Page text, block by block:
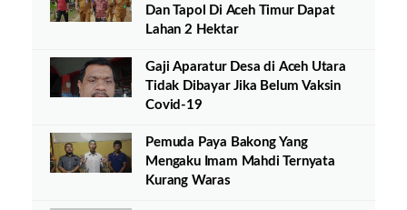
Dan Tapol Di Aceh Timur Dapat
Lahan 2 Hektar
Gaji Aparatur Desa di Aceh Utara
Tidak Dibayar Jika Belum Vaksin
Covid-19
Pemuda Paya Bakong Yang
Mengaku Imam Mahdi Ternyata
Kurang Waras